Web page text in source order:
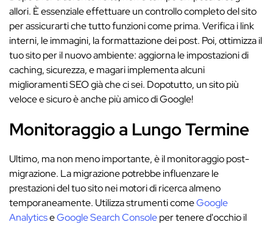
allori. È essenziale effettuare un controllo completo del sito
per assicurarti che tutto funzioni come prima. Verifica i link
interni, le immagini, la formattazione dei post. Poi, ottimizza il
tuo sito per il nuovo ambiente: aggiorna le impostazioni di
caching, sicurezza, e magari implementa alcuni
miglioramenti SEO già che ci sei. Dopotutto, un sito più
veloce e sicuro è anche più amico di Google!
Monitoraggio a Lungo Termine
Ultimo, ma non meno importante, è il monitoraggio post-
migrazione. La migrazione potrebbe influenzare le
prestazioni del tuo sito nei motori di ricerca almeno
temporaneamente. Utilizza strumenti comeGoogle
AnalyticseGoogle Search Consoleper tenere d'occhio il